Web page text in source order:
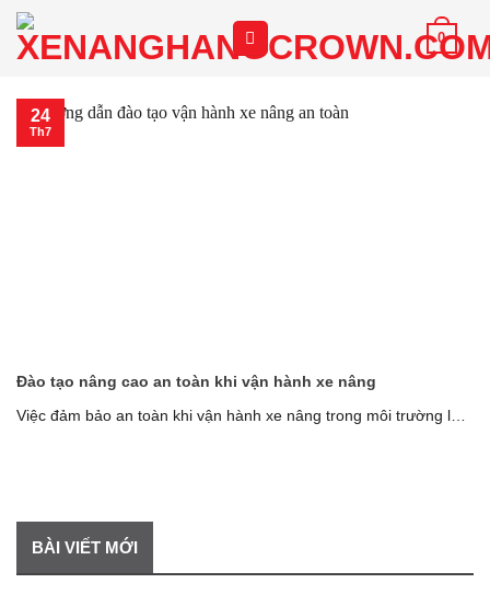
Chuyển
đến
dung
0
Đào tạo nâng cao an toàn khi vận hành xe nâng
Việc đảm bảo an toàn khi vận hành xe nâng trong môi trường làm
24
Th7
BÀI VIẾT MỚI